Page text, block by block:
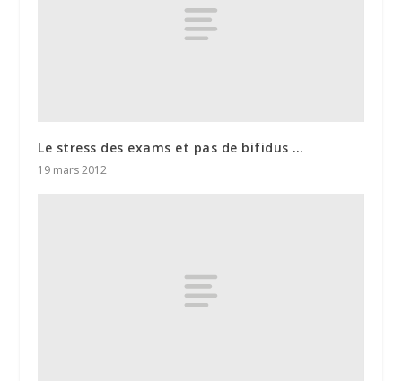
Le stress des exams et pas de bifidus …
19 mars 2012